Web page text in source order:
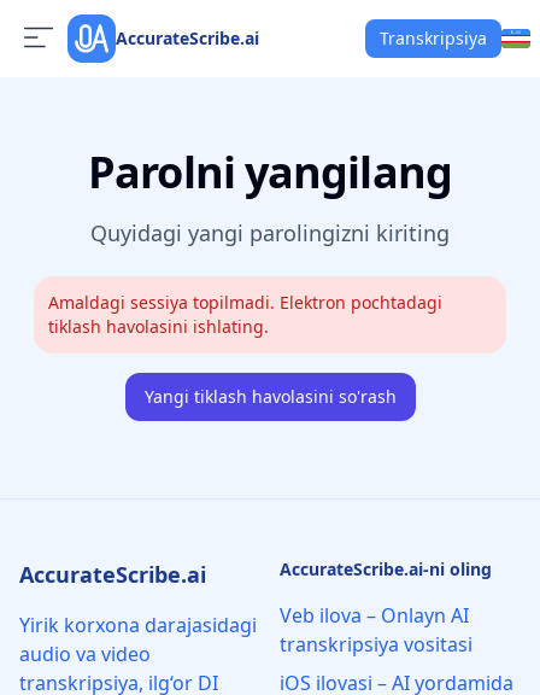
AccurateScribe.ai Transkripsiya
Parolni yangilang
Quyidagi yangi parolingizni kiriting
Amaldagi sessiya topilmadi. Elektron pochtadagi
tiklash havolasini ishlating.
Yangi tiklash havolasini so'rash
AccurateScribe.ai
Yirik korxona darajasidagi
audio va video
transkripsiya, ilg‘or DI
AccurateScribe.ai-ni oling
Veb ilova – Onlayn AI
transkripsiya vositasi
iOS ilovasi – AI yordamida